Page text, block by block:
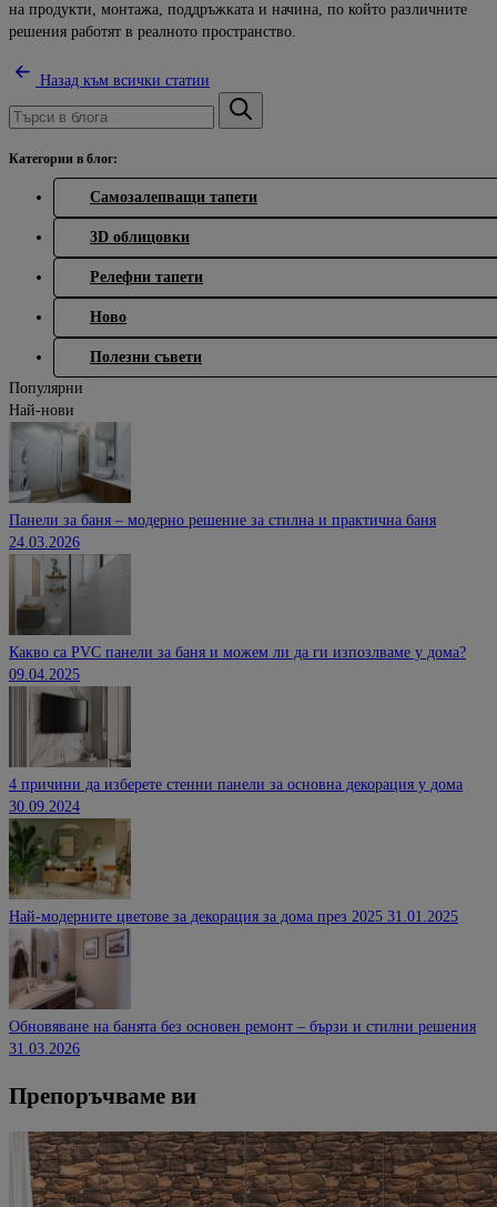
на продукти, монтажа, поддръжката и начина, по който различните
решения работят в реалното пространство.
Назад към всички статии
Категории в блог:
Самозалепващи тапети
3D облицовки
Релефни тапети
Ново
Полезни съвети
Популярни
Най-нови
Панели за баня – модерно решение за стилна и практична баня
24.03.2026
Какво са PVC панели за баня и можем ли да ги изпозлваме у дома?
09.04.2025
4 причини да изберете стенни панели за основна декорация у дома
30.09.2024
Най-модерните цветове за декорация за дома през 2025 31.01.2025
Обновяване на банята без основен ремонт – бързи и стилни решения
31.03.2026
Препоръчваме ви